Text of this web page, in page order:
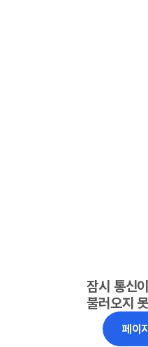
잠시 통신
불러오지
페이